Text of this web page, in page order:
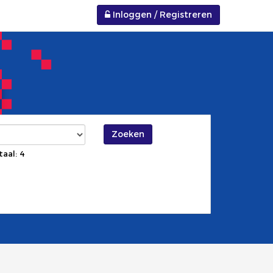
Inloggen / Registreren
Zoeken
4